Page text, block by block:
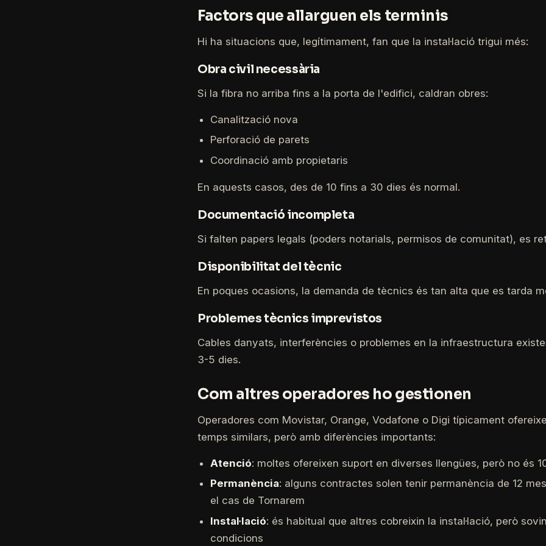
Factors que allarguen els terminis
Hi ha situacions que, legítimament, fan que la instal·lació trigui més:
Obra civil necessària
Si la fibra no arriba fins a la porta de l'edifici, caldran obres:
Canalització nova
Perforació de parets
Coordinació amb propietaris
En aquests casos, des de 10 fins a 30 dies és normal.
Documentació incompleta
Si falten papers legals (poders notarials, permisos de comunitat), es
Disponibilitat del tècnic
En poques ocasions, la demanda de tècnics és tan alta que es tarda
Problemes tècnics imprevistos
Cables danyats, interferències o problemes en la infraestructura
3-5 dies.
Com altres operadores ho gestionen
Operadores com Movistar, Orange, Vodafone o Digi típicament
temps similars, però amb diferències importants:
Atenció: moltes ofereixen suport en diverses llengües, però no és
Permanència: alguns contractes solen tenir permanència de 12
el cas de Tornarem
Instal·lació: és habitual que altres cobreixin la instal·lació, però
condicions